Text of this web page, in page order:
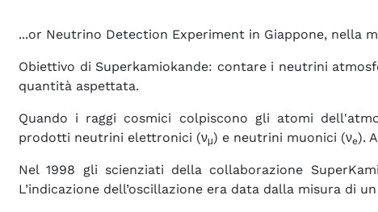
...or Neutrino Detection Experiment in Giappone, nella
Obiettivo di Superkamiokande: contare i neutrini
quantità aspettata.
Quando i raggi cosmici colpiscono gli atomi
prodotti neutrini elettronici (νμ) e neutrini muonici (νe).
Nel 1998 gli scienziati della collaborazione
L’indicazione dell’oscillazione era data dalla misura di